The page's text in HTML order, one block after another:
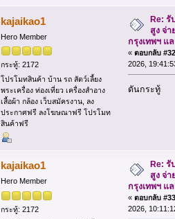
kajaikao1
Hero Member
กระทู้: 2172
โปรโมทสินค้า บ้าน รถ สัตว์เลี้ยง
พระเครื่อง ท่องเที่ยว เครื่องสำอาง
เสื้อผ้า กล้อง เว็บสมัครงาน, ลง
ประกาศฟรี ลงโฆษณาฟรี โปรโมท
สินค้าฟรี
Re: รั
สูง จ่
กรุงเทพฯ
« ตอบกลับ
2026,
ดันกระทู้
kajaikao1
Hero Member
กระทู้: 2172
Re: รั
สูง จ่
กรุงเทพฯ
« ตอบกลับ
2026,